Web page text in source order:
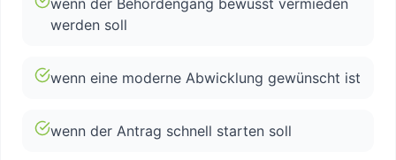
wenn der Behördengang bewusst vermieden
werden soll
wenn eine moderne Abwicklung gewünscht ist
wenn der Antrag schnell starten soll